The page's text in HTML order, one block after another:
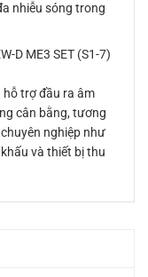
nhiễu sóng trong
D ME3 SET (S1-7)
hỗ trợ đầu ra âm
cân bằng, tương
nghiệp như
và thiết bị thu